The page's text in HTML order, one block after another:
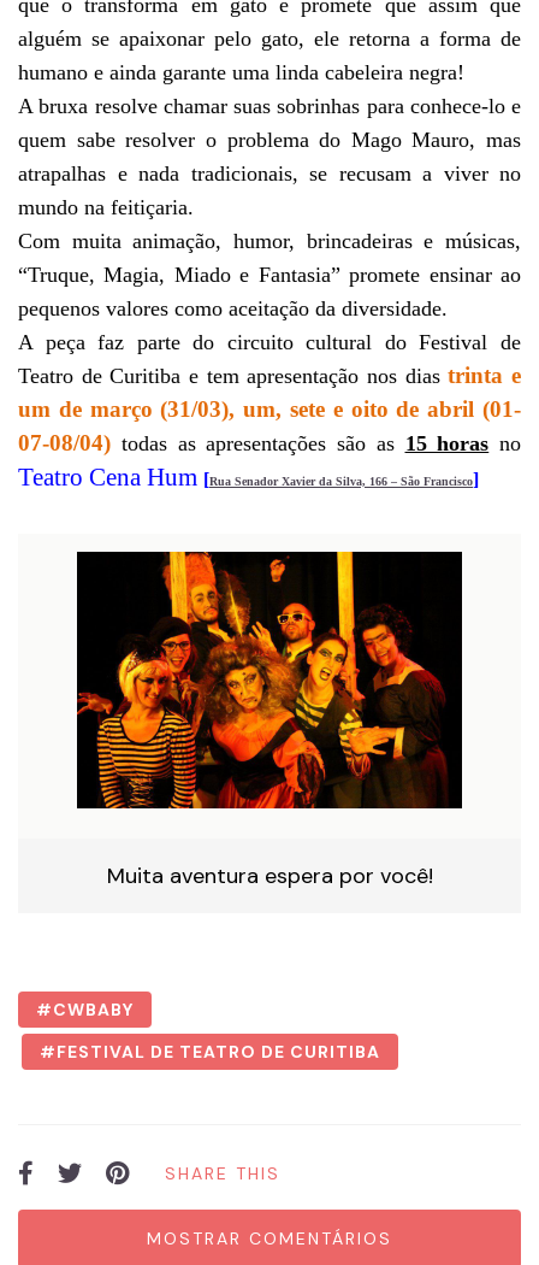
alguém se apaixonar pelo gato, ele retorna a forma de
humano e ainda garante uma linda cabeleira negra!
A bruxa resolve chamar suas sobrinhas para conhece-lo e
quem sabe resolver o problema do Mago Mauro, mas
atrapalhas e nada tradicionais, se recusam a viver no
mundo na feitiçaria.
Com muita animação, humor, brincadeiras e músicas,
“Truque, Magia, Miado e Fantasia” promete ensinar ao
pequenos valores como aceitação da diversidade.
A peça faz parte do circuito cultural do Festival de
Teatro de Curitiba e tem apresentação nos diastrinta e
um de março (31/03), um, sete e oito de abril (01-
07-08/04) todas as apresentações são as 15 horas no
Teatro Cena Hum [Rua Senador Xavier da Silva, 166 – São Francisco]
Muita aventura espera por você!
CWBABY
FESTIVAL DE TEATRO DE CURITIBA
SHARE THIS
MOSTRAR COMENTÁRIOS